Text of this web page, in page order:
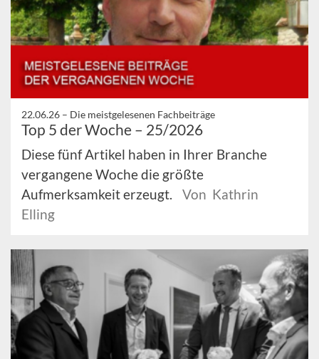
22.06.26 – Die meistgelesenen Fachbeiträge
Top 5 der Woche – 25/2026
Diese fünf Artikel haben in Ihrer Branche
vergangene Woche die größte
Aufmerksamkeit erzeugt.
Von Kathrin
Elling